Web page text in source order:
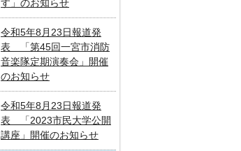
す」のお知らせ
令和5年8月23日報道発
表 「第45回一宮市消防
音楽隊定期演奏会」開催
のお知らせ
令和5年8月23日報道発
表 「2023市民大学公開
講座」開催のお知らせ